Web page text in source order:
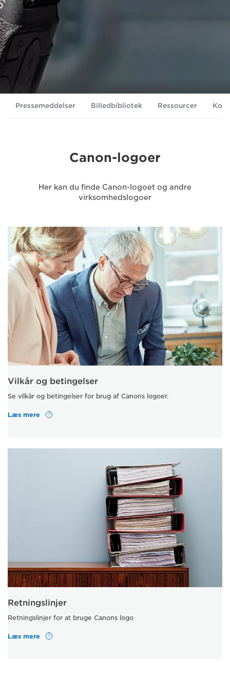
Pressemeddelser Billedbibliotek Ressourcer
Canon-logoer
Her kan du finde Canon-logoet og andre
virksomhedslogoer
Vilkår og betingelser
Se vilkår og betingelser for brug af Canons logoer.
Læs mere
Retningslinjer
Retningslinjer for at bruge Canons logo
Læs mere